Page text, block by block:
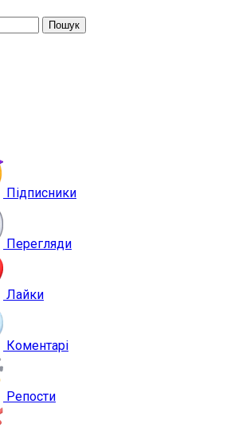
Пошук
Підписники
Перегляди
Лайки
Коментарі
Репости